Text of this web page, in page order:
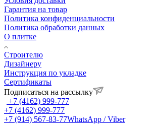
Гарантия на товар
Политика конфиденциальности
Политика обработки данных
О плитке
Строителю
Дизайнеру
Инструкция по укладке
Сертификаты
Подписаться на рассылку
+7 (4162) 999-777
+7 (4162) 999-777
+7 (914) 567-83-77WhatsApp / Viber